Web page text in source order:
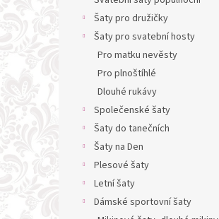
Šaty pro družičky
Šaty pro svatební hosty
Pro matku nevěsty
Pro plnoštíhlé
Dlouhé rukávy
Společenské šaty
Šaty do tanečních
Šaty na Den
Plesové šaty
Letní šaty
Dámské sportovní šaty